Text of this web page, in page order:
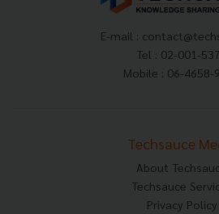
E-mail :
Tel : 02-001-
Mobile : 06-4658-
Techsauce
About
Techsauce
Privacy Policy